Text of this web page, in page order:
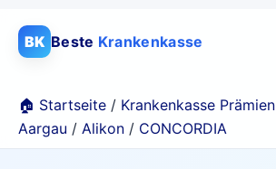
BK Beste Krankenkasse
🏠 Startseite / Krankenkasse Prämien
Aargau / Alikon / CONCORDIA